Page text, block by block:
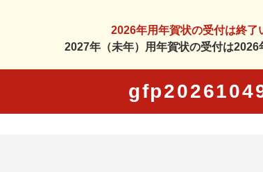
2026年用年賀状の受付は終了
2027年（未年）用年賀状の受付は2026